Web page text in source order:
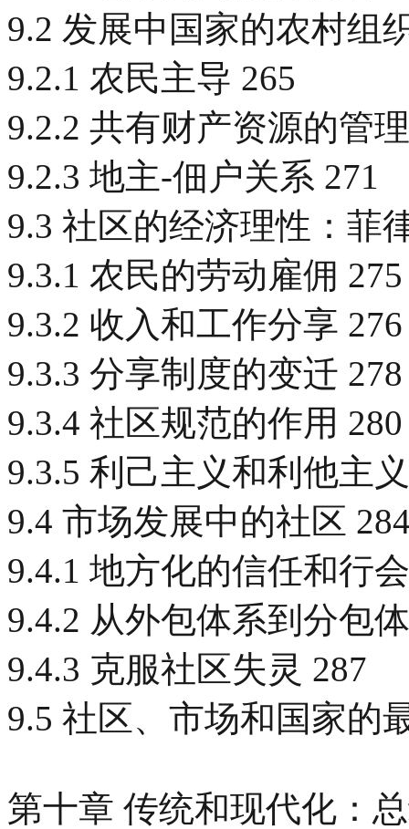
9.2 发展中国家的农村组
9.2.1 农民主导 265
9.2.2 共有财产资源的管
9.2.3 地主-佃户关系 271
9.3 社区的经济理性：菲
9.3.1 农民的劳动雇佣 275
9.3.2 收入和工作分享 276
9.3.3 分享制度的变迁 278
9.3.4 社区规范的作用 280
9.3.5 利己主义和利他主
9.4 市场发展中的社区
9.4.1 地方化的信任和行
9.4.2 从外包体系到分包
9.4.3 克服社区失灵 287
9.5 社区、市场和国家的
第十章 传统和现代化：